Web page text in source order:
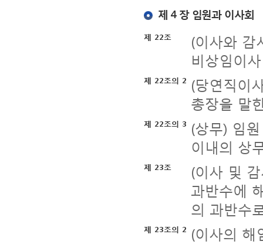
제 4 장 임원과 이사회
제 22조
(이사와 감
비상임이
제 22조의 2 (당연직이
총장을 말
제 22조의 3 (상무) 임
이내의 상
제 23조
(이사 및
과반수에
의 과반수
제 23조의 2 (이사의 해